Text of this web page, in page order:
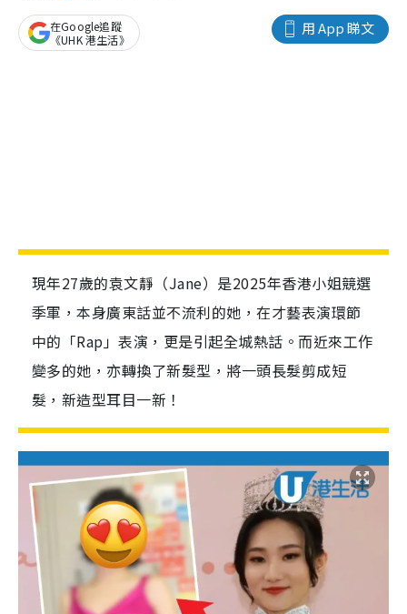
用 App 睇文
在Google追蹤
《UHK 港生活》
現年27歲的袁文靜（Jane）是2025年香港小姐競選
季軍，本身廣東話並不流利的她，在才藝表演環節
中的「Rap」表演，更是引起全城熱話。而近來工作
變多的她，亦轉換了新髮型，將一頭長髮剪成短
髮，新造型耳目一新！